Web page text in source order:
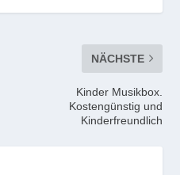
NÄCHSTE
Kinder Musikbox.
Kostengünstig und
Kinderfreundlich